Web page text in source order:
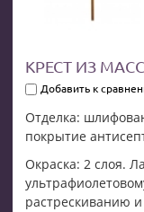
КРЕСТ ИЗ
Добавить к
Отделка:
покрытие
Окраска: 2 слоя.
растрескиванию